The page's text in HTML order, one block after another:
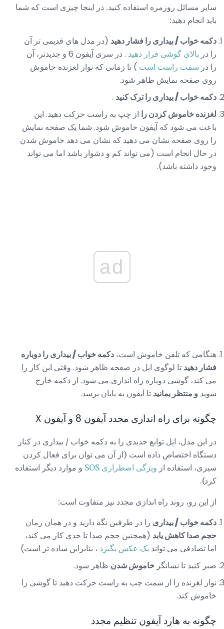
سایر مسائل روزمره استفاده کنید. در اینجا چیزی است که شما
باید انجام دهید:
دکمه خواب / بیداری را فشار دهید (در مدل های قدیمی تر آن
را در بالای گوشی قرار دهید
. در سری آیفون 6 و جدیدتر، آن
را در سمت راست است ) تا زمانی که نوار لغزنده خاموش
روی صفحه نمایش ظاهر شود.
دکمه خواب / بیداری را ترک کنید .
لغزنده خاموش کردن را از چپ به راست حرکت دهید. این
باعث می شود که آیفون خاموش شود. شما یک صفحه نمایش
را روی صفحه نشان می دهید که نشان می دهد خاموش شدن
در حال انجام است (می تواند کم و دشوار باشد اما می تواند
وجود داشته باشد).
ad
هنگامی که تلفن خاموش است، دکمه خواب / بیداری را دوباره
فشار دهید تا لوگوی اپل در صفحه ظاهر شود. وقتی این کار را
می کند، گوشی دوباره راه اندازی می شود. از دکمه خارج
شوید و منتظر بمانید تا آیفون به پایان برسد.
چگونه برای راه اندازی مجدد آیفون 8 و آیفون X
در این مدل، اپل توابع جدیدی را به دکمه خواب / بیداری در کنار
دستگاه اختصاص داده است (از آن می توان برای فعال کردن
سیری، استفاده از ویژگی اضطراری SOS
و موارد دیگر استفاده
کرد).
از این رو، روند راه اندازی مجدد نیز متفاوت است:
دکمه خواب / بیداری را در طرفین نگه دارید و در همان زمان
حجم صدا کاهش یابد (همچنین حجم صدا تا حدی کار می کند،
اما تصادفی می تواند یک عکس بگیرد ، بنابراین ساده تر است)
صبر کنید تا نشانگر خاموش شدن ظاهر شود.
نوار لغزنده را از سمت چپ به راست حرکت دهید تا گوشی را
خاموش کند.
چگونه به هارد آیفون تنظیم مجدد